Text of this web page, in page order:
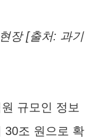
장 [출처: 과기
규모인 정보
30조 원으로 확